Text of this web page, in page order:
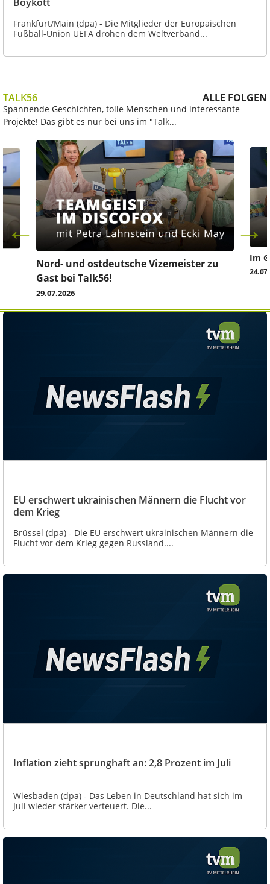
Frankfurt/Main (dpa) - Die Mitglieder der Europäischen
Fußball-Union UEFA drohen dem Weltverband...
TALK56 ALLE FOLGEN
Spannende Geschichten, tolle Menschen und interessante
Projekte! Das gibt es nur bei uns im "Talk...
Nord- und ostdeutsche Vizemeister zu
Gast bei Talk56!
29.07.2026
Im
EU erschwert ukrainischen Männern die Flucht vor
dem Krieg
Brüssel (dpa) - Die EU erschwert ukrainischen Männern die
Flucht vor dem Krieg gegen Russland....
Inflation zieht sprunghaft an: 2,8 Prozent im Juli
Wiesbaden (dpa) - Das Leben in Deutschland hat sich im
Juli wieder stärker verteuert. Die...